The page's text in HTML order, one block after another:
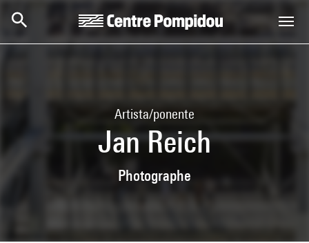
Artista/ponente
Jan Reich
Photographe